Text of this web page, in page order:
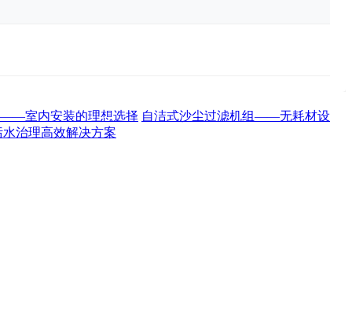
——室内安装的理想选择 自洁式沙尘过滤机组——无耗材设
治理高效解决方案